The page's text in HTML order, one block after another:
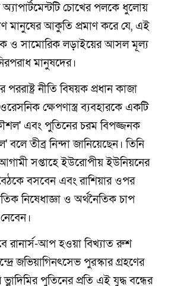
চোখের পলকে ধুলোয়
মানুষের আকুতি প্রমাণ করে যে, এই
ও সামোরিক লড়াইয়ের আসল মূল্য
মানুষদের।
নীতি বিষয়ক প্রধান কাজা
ক্ষেপণাস্ত্র ব্যবহারকে একটি
এবং পুতিনের চরম বিপজ্জনক
বলে তীব্র নিন্দা জানিয়েছেন। তিনি
সপ্তাহে ইউরোপীয় ইউনিয়নের
বৈঠকে বসবেন এবং রাশিয়ার ওপর
নিষেধাজ্ঞা ও অর্থনৈতিক চাপ
রানার্স-আপ হওয়া বিখ্যাত রুশ
জভিয়াগিনৎসেভ পুরস্কার গ্রহণের
পুতিনের প্রতি এই যুদ্ধ বন্ধের